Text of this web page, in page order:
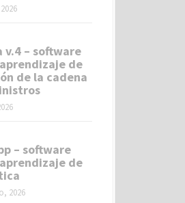
v.4 – software
de
de la cadena
– software
de
2026